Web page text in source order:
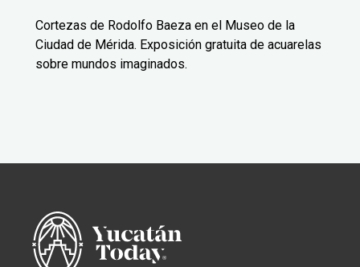
Cortezas de Rodolfo Baeza en el Museo de la
Ciudad de Mérida. Exposición gratuita de acuarelas
sobre mundos imaginados.